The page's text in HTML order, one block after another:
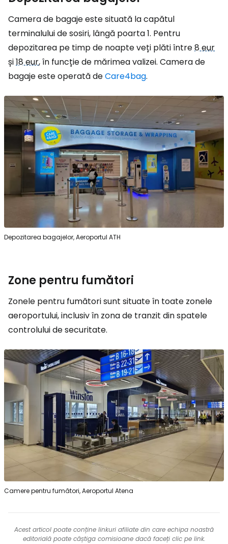
Camera de bagaje este situată la capătul
terminalului de sosiri, lângă poarta 1. Pentru
depozitarea pe timp de noapte veți plăti între8 eur
și18 eur, în funcție de mărimea valizei. Camera de
bagaje este operată deCare4bag.
Depozitarea bagajelor, Aeroportul ATH
Zone pentru fumători
Zonele pentru fumători sunt situate în toate zonele
aeroportului, inclusiv în zona de tranzit din spatele
controlului de securitate.
Camere pentru fumători, Aeroportul Atena
Acest articol poate conține linkuri afiliate din care echipa noastră
editorială poate câștiga comisioane dacă faceți clic pe link.